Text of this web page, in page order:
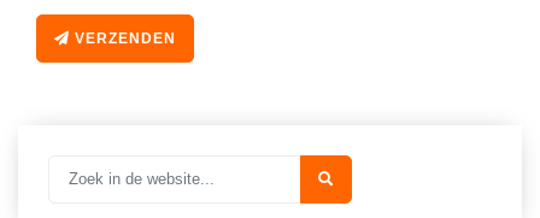
Kinderboekenweek
Verzorging
Kruiswoordpuzzels
VERZENDEN